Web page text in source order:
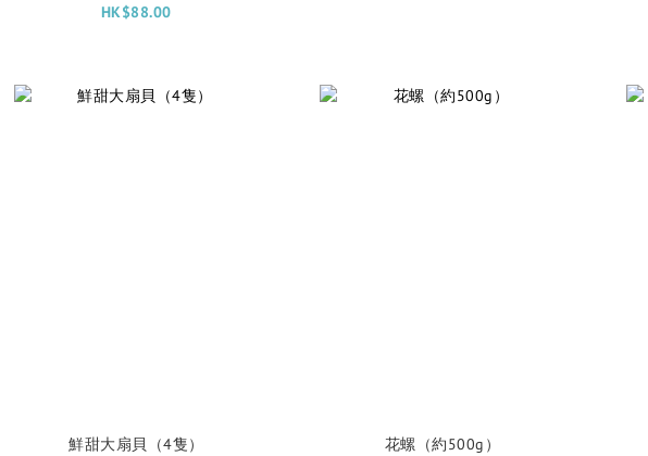
HK$88.00
鮮甜大扇貝（4隻）
花螺（約500g）